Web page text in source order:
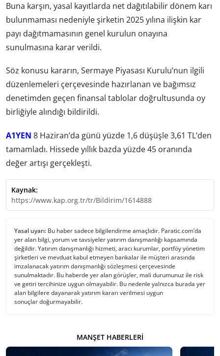
Buna karşın, yasal kayıtlarda net dağıtılabilir dönem karı
bulunmaması nedeniyle şirketin 2025 yılına ilişkin kar
payı dağıtmamasının genel kurulun onayına
sunulmasına karar verildi.
Söz konusu kararın, Sermaye Piyasası Kurulu’nun ilgili
düzenlemeleri çerçevesinde hazırlanan ve bağımsız
denetimden geçen finansal tablolar doğrultusunda oy
birliğiyle alındığı bildirildi.
A1YEN 8 Haziran’da günü yüzde 1,6 düşüşle 3,61 TL’den
tamamladı. Hissede yıllık bazda yüzde 45 oranında
değer artışı gerçekleşti.
Kaynak:
https://www.kap.org.tr/tr/Bildirim/1614888
Yasal uyarı: Bu haber sadece bilgilendirme amaçlıdır. Paratic.com’da
yer alan bilgi, yorum ve tavsiyeler yatırım danışmanlığı kapsamında
değildir. Yatırım danışmanlığı hizmeti, aracı kurumlar, portföy yönetim
şirketleri ve mevduat kabul etmeyen bankalar ile müşteri arasında
imzalanacak yatırım danışmanlığı sözleşmesi çerçevesinde
sunulmaktadır. Bu haberde yer alan görüşler, mali durumunuz ile risk
ve getiri tercihinize uygun olmayabilir. Bu nedenle yalnızca burada yer
alan bilgilere dayanarak yatırım kararı verilmesi uygun
sonuçlar doğurmayabilir.
MANŞET HABERLERI